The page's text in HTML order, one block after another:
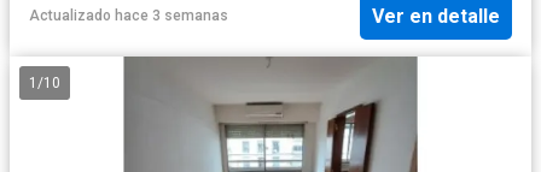
Actualizado hace 3 semanas Ver en detalle
1 /10